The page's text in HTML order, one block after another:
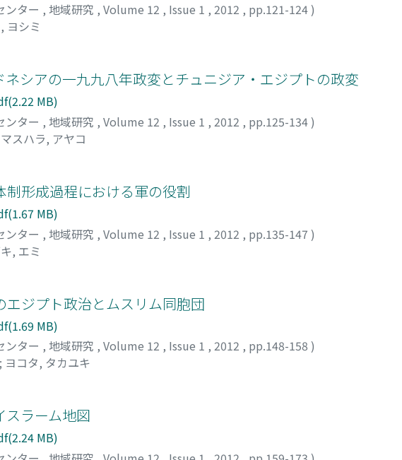
ンター , 地域研究 , Volume 12 , Issue 1 , 2012 , pp.121-124)
ヨシミ
シアの一九九八年政変とチュニジア・エジプトの政変
MB)
ンター , 地域研究 , Volume 12 , Issue 1 , 2012 , pp.125-134)
マスハラ, アヤコ
形成過程における軍の役割
MB)
ンター , 地域研究 , Volume 12 , Issue 1 , 2012 , pp.135-147 )
, エミ
エジプト政治とムスリム同胞団
MB)
ンター , 地域研究 , Volume 12 , Issue 1 , 2012 , pp.148-158 )
; ヨコタ, タカユキ
スラーム地図
MB)